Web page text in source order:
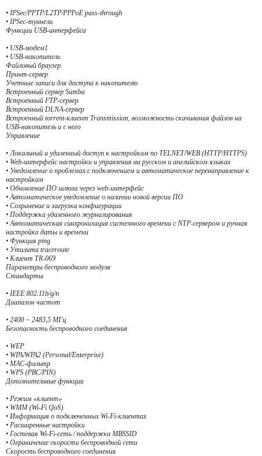
• IPSec/PPTP/L2TP/PPPoE pass-through
• IPSec-туннели
Функции USB-интерфейса
• USB-модем1
• USB-накопитель
Файловый браузер
Принт-сервер
Учетные записи для доступа к накопителю
Встроенный сервер Samba
Встроенный FTP-сервер
Встроенный DLNA-сервер
Встроенный torrent-клиент Transmission, возможность скачивания файлов на
USB-накопитель и с него
Управление
• Локальный и удаленный доступ к настройкам по TELNET/WEB (HTTP/HTTPS)
• Web-интерфейс настройки и управления на русском и английском языках
• Уведомление о проблемах с подключением и автоматическое перенаправление к
настройкам
• Обновление ПО шлюза через web-интерфейс
• Автоматическое уведомление о наличии новой версии ПО
• Сохранение и загрузка конфигурации
• Поддержка удаленного журналирования
• Автоматическая синхронизация системного времени с NTP-сервером и ручная
настройка даты и времени
• Функция ping
• Утилита traceroute
• Клиент TR-069
Параметры беспроводного модуля
Стандарты
• IEEE 802.11b/g/n
Диапазон частот
• 2400 ~ 2483,5 МГц
Безопасность беспроводного соединения
• WEP
• WPA/WPA2 (Personal/Enterprise)
• МАС-фильтр
• WPS (PBC/PIN)
Дополнительные функции
• Режим «клиент»
• WMM (Wi-Fi QoS)
• Информация о подключенных Wi-Fi-клиентах
• Расширенные настройки
• Гостевая Wi-Fi-сеть / поддержка MBSSID
• Ограничение скорости беспроводной сети
Скорость беспроводного соединения